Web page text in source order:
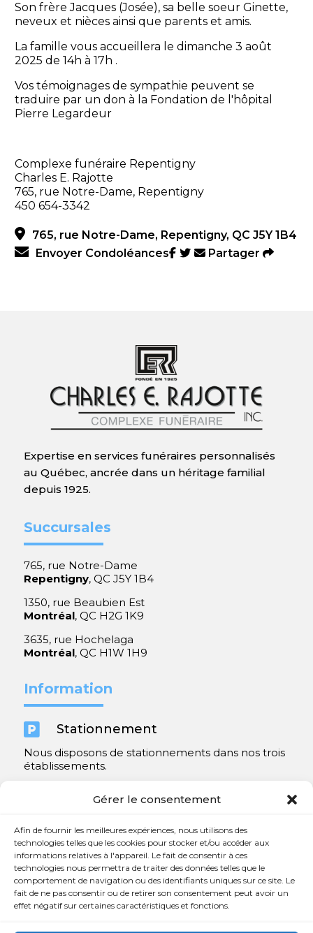
Gérer le consentement
Afin de fournir les meilleures expériences, nous utilisons des
technologies telles que les cookies pour stocker et/ou accéder aux
informations relatives à l'appareil. Le fait de consentir à ces
technologies nous permettra de traiter des données telles que le
comportement de navigation ou des identifiants uniques sur ce site. Le
fait de ne pas consentir ou de retirer son consentement peut avoir un
effet négatif sur certaines caractéristiques et fonctions.
Son frère Jacques (Josée), sa belle soeur Ginette,
neveux et nièces ainsi que parents et amis.
La famille vous accueillera le dimanche 3 août
2025 de 14h à 17h .
Vos témoignages de sympathie peuvent se
traduire par un don à la Fondation de l'hôpital
Pierre Legardeur
Complexe funéraire Repentigny
Charles E. Rajotte
765, rue Notre-Dame, Repentigny
450 654-3342
765, rue Notre-Dame, Repentigny, QC J5Y 1B4
Envoyer Condoléances
Partager
Expertise en services funéraires personnalisés
au Québec, ancrée dans un héritage familial
depuis 1925.
Succursales
765, rue Notre-Dame
Repentigny, QC J5Y 1B4
1350, rue Beaubien Est
Montréal, QC H2G 1K9
3635, rue Hochelaga
Montréal, QC H1W 1H9
Information
 Stationnement
Nous disposons de stationnements dans nos trois
établissements.
Contact
 450 654-3342
 info@charlesrajotte.com